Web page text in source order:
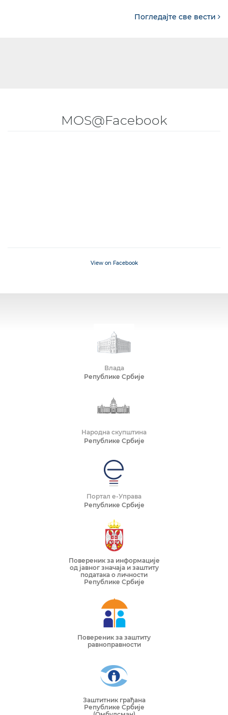
Погледајте све вести
MOS@Facebook
View on Facebook
Влада
Републике Србије
Народна скупштина
Републике Србије
Портал е-Управа
Републике Србије
Повереник за информације
од јавног значаја и заштиту
података о личности
Републике Србије
Повереник за заштиту
равноправности
Заштитник грађана
Републике Србије